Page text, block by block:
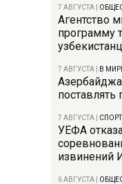
7 АВГУСТА
Агентство
программу
7 АВГУСТА В
поставлять
7 АВГУСТА СПОРТ
УЕФА
извинений
6 АВГУСТА